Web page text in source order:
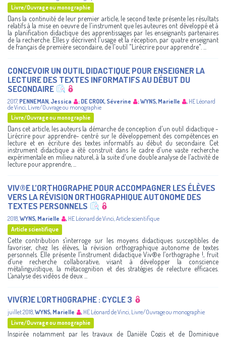
Livre/Ouvrage ou monographie
Dans la continuité de leur premier article, le second texte présente les résultats
relatifs à la mise en oeuvre de l'instrument que les auteures ont développé et à
la planification didactique des apprentissages par les enseignants partenaires
de la recherche. Elles y décrivent l'usage et la réception, par quatre enseignant
de français de première secondaire, de l'outil "Lirécrire pour apprendre". ...
CONCEVOIR UN OUTIL DIDACTIQUE POUR ENSEIGNER LA
LECTURE DES TEXTES INFORMATIFS AU DÉBUT DU
SECONDAIRE
2017, PENNEMAN, Jessica ; DE CROIX, Séverine ;WYNS, Marielle , HE Léonard
de Vinci Livre/Ouvrage ou monographie
Livre/Ouvrage ou monographie
Dans cet article, les auteurs la démarche de conception d'un outil didactique -
Lirécrire pour apprendre- centré sur le développement des compétences en
lecture et en écriture des textes informatifs au début du secondaire. Cet
instrument didactique a été construit dans le cadre d'une vaste recherche
expérimentale en milieu naturel, à la suite d'une double analyse de l'activité de
lecture pour apprendre, ...
VIV®E L’ORTHOGRAPHE POUR ACCOMPAGNER LES ÉLÈVES
VERS LA RÉVISION ORTHOGRAPHIQUE AUTONOME DES
TEXTES PERSONNELS
2018,WYNS, Marielle , HE Léonard de Vinci,Article scientifique
Article scientifique
Cette contribution s’interroge sur les moyens didactiques susceptibles de
favoriser, chez les élèves, la révision orthographique autonome de textes
personnels. Elle présente l’instrument didactique Viv®e l’orthographe !, fruit
d’une recherche collaborative, visant à développer la conscience
métalinguistique, la métacognition et des stratégies de relecture efficaces.
L’analyse des vidéos de deux ...
VIV(R)E L'ORTHOGRAPHE : CYCLE 3
juillet 2018,WYNS, Marielle , HE Léonard de Vinci, Livre/Ouvrage ou monographie
Livre/Ouvrage ou monographie
Inspirée notamment par les travaux de Danièle Cogis et de Dominique